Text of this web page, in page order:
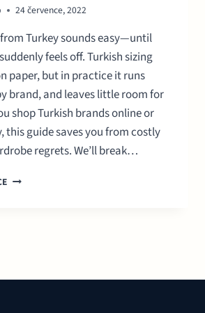
24 července, 2022
Turkey sounds easy—until
feels off. Turkish sizing
paper, but in practice it runs
brand, and leaves little room for
shop Turkish brands online or
this guide saves you from costly
regrets. We’ll break…
VELIKOSTI
EU